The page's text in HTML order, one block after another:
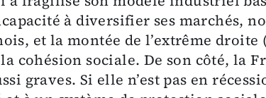
à diversifier ses marchés,
et la montée de l’extrême
cohésion sociale. De son côté, la
graves. Si elle n’est pas en